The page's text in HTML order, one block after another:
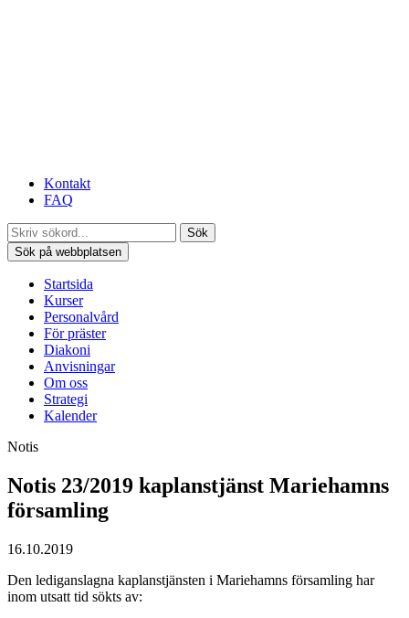
Kontakt
FAQ
Sök
Sök på webbplatsen
Startsida
Kurser
Personalvård
För präster
Diakoni
Anvisningar
Om oss
Strategi
Kalender
Notis
Notis 23/2019 kaplanstjänst Mariehamns
församling
16.10.2019
Den lediganslagna kaplanstjänsten i Mariehamns församling har
inom utsatt tid sökts av: